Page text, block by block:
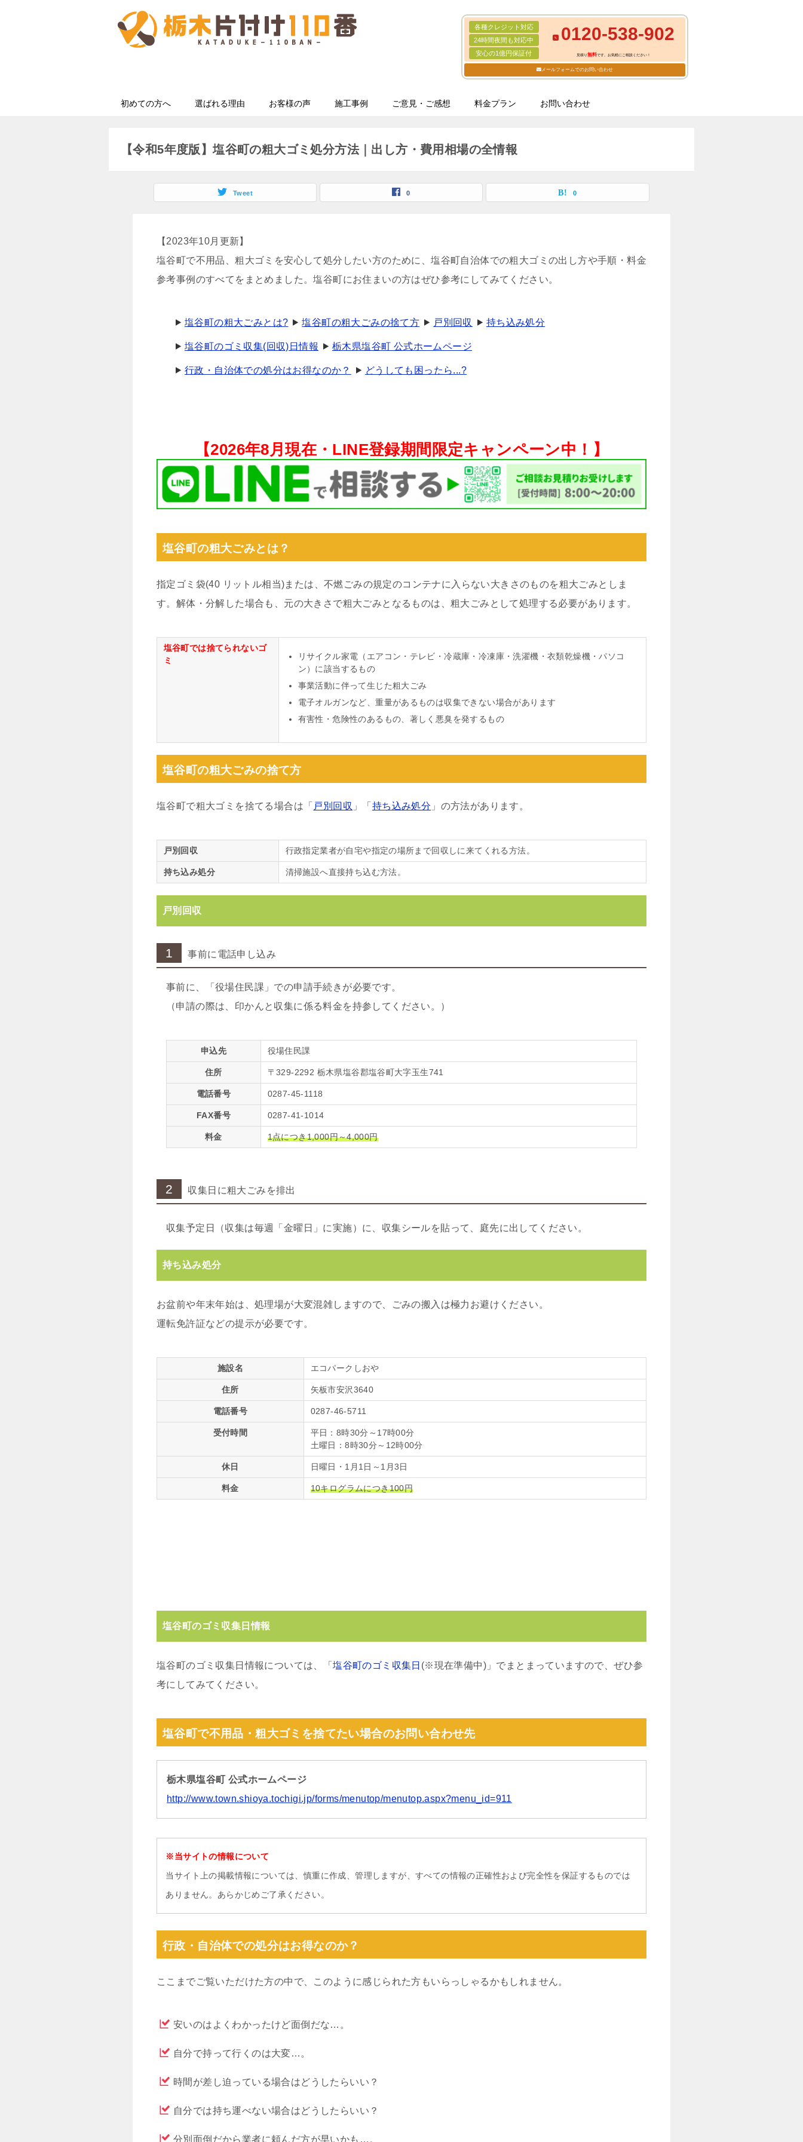
各種クレジット対応
24時間夜間も対応中
安心の1億円保証付
0120-538-902
見積り無料です。お気軽にご相談ください！
メールフォームでのお問い合わせ
初めての方へ 選ばれる理由 お客様の声 施工事例 ご意見・ご感想 料金プラン お問い合わせ
【令和5年度版】塩谷町の粗大ゴミ処分方法｜出し方・費用相場の全情報
Tweet 0 0
【2023年10月更新】
塩谷町で不用品、粗大ゴミを安心して処分したい方のために、塩谷町自治体での粗大ゴミの出し方や手順・料金
参考事例のすべてをまとめました。塩谷町にお住まいの方はぜひ参考にしてみてください。
塩谷町の粗大ごみとは? 塩谷町の粗大ごみの捨て方 戸別回収 持ち込み処分
塩谷町のゴミ収集(回収)日情報 栃木県塩谷町 公式ホームページ
行政・自治体での処分はお得なのか？ どうしても困ったら...?
【2026年8月現在・ LINE登録期間限定キャンペーン中！】
塩谷町の粗大ごみとは？
指定ゴミ袋(40 リットル相当)または、不燃ごみの規定のコンテナに入らない大きさのものを粗大ごみとしま
す。解体・分解した場合も、元の大きさで粗大ごみとなるものは、粗大ごみとして処理する必要があります。
塩谷町では捨てられないゴ
ミ
リサイクル家電（エアコン・テレビ・冷蔵庫・冷凍庫・洗濯機・衣類乾燥機・パソコ
ン）に該当するもの
事業活動に伴って生じた粗大ごみ
電子オルガンなど、重量があるものは収集できない場合があります
有害性・危険性のあるもの、著しく悪臭を発するもの
塩谷町の粗大ごみの捨て方
塩谷町で粗大ゴミを捨てる場合は「 戸別回収 」「 持ち込み処分 」の方法があります。
戸別回収 行政指定業者が自宅や指定の場所まで回収しに来てくれる方法。
持ち込み処分 清掃施設へ直接持ち込む方法。
戸別回収
1 事前に電話申し込み
事前に、「役場住民課」での申請手続きが必要です。
（申請の際は、印かんと収集に係る料金を持参してください。）
申込先 役場住民課
住所 〒329-2292 栃木県塩谷郡塩谷町大字玉生741
電話番号 0287-45-1118
FAX番号 0287-41-1014
料金 1点につき1,000円～4,000円
2 収集日に粗大ごみを排出
収集予定日（収集は毎週「金曜日」に実施）に、収集シールを貼って、庭先に出してください。
持ち込み処分
お盆前や年末年始は、処理場が大変混雑しますので、ごみの搬入は極力お避けください。
運転免許証などの提示が必要です。
施設名 エコパークしおや
住所 矢板市安沢3640
電話番号 0287-46-5711
受付時間
平日：8時30分～17時00分
土曜日：8時30分～12時00分
休日 日曜日・1月1日～1月3日
料金 10キログラムにつき100円
塩谷町のゴミ収集日情報
塩谷町のゴミ収集日情報については、「塩谷町のゴミ収集日 (※現在準備中)」でまとまっていますので、ぜひ参
考にしてみてください。
塩谷町で不用品・粗大ゴミを捨てたい場合のお問い合わせ先
栃木県塩谷町 公式ホームページ
http://www.town.shioya.tochigi.jp/forms/menutop/menutop.aspx?menu_id=911
※当サイトの情報について
当サイト上の掲載情報については、慎重に作成、管理しますが、すべての情報の正確性および完全性を保証するものでは
ありません。あらかじめご了承ください。
行政・自治体での処分はお得なのか？
ここまでご覧いただけた方の中で、このように感じられた方もいらっしゃるかもしれません。
安いのはよくわかったけど面倒だな…。
自分で持って行くのは大変…。
時間が差し迫っている場合はどうしたらいい？
自分では持ち運べない場合はどうしたらいい？
分別面倒だから業者に頼んだ方が早いかも…。